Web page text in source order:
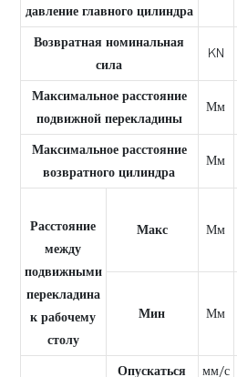
давление главного цилиндра
Возвратная номинальная
сила
KN
Максимальное расстояние
подвижной перекладины
Мм
Максимальное расстояние
возвратного цилиндра
Мм
Расстояние
между
подвижными
перекладина
к рабочему
столу
Макс Мм
Мин Мм
Опускаться мм/с